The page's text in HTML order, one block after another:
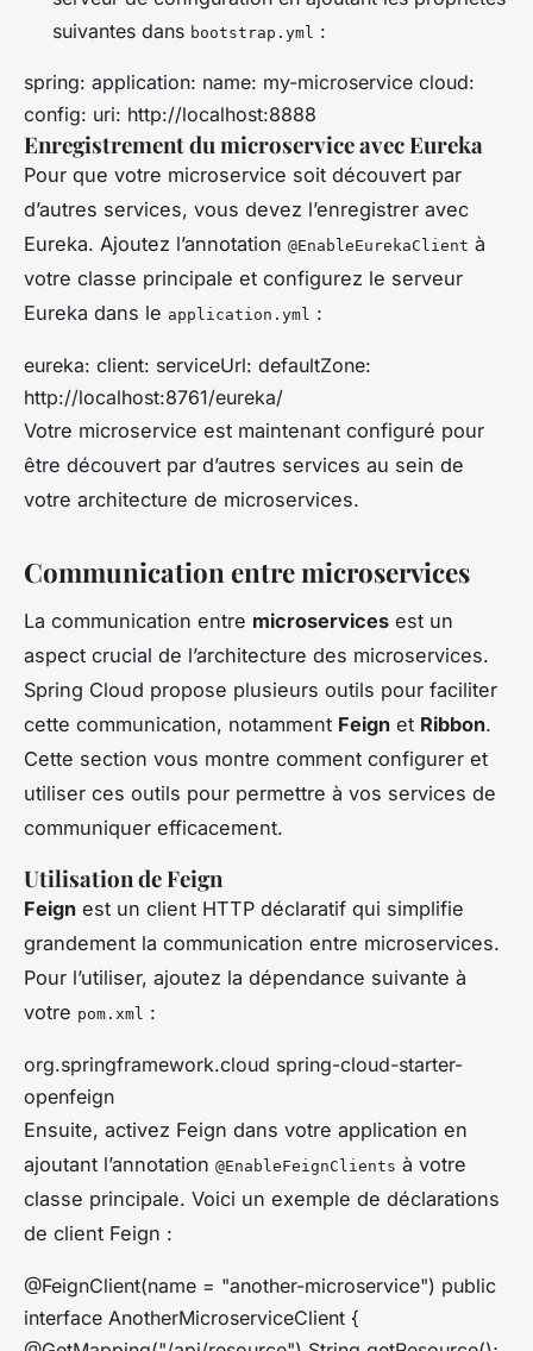
suivantes dans bootstrap.yml :
spring: application: name: my-microservice cloud:
config: uri: http://localhost:8888
Enregistrement du microservice avec Eureka
Pour que votre microservice soit découvert par
d’autres services, vous devez l’enregistrer avec
Eureka. Ajoutez l’annotation @EnableEurekaClient à
votre classe principale et configurez le serveur
Eureka dans le application.yml :
eureka: client: serviceUrl: defaultZone:
http://localhost:8761/eureka/
Votre microservice est maintenant configuré pour
être découvert par d’autres services au sein de
votre architecture de microservices.
Communication entre microservices
La communication entre microservices est un
aspect crucial de l’architecture des microservices.
Spring Cloud propose plusieurs outils pour faciliter
cette communication, notamment Feign et Ribbon.
Cette section vous montre comment configurer et
utiliser ces outils pour permettre à vos services de
communiquer efficacement.
Utilisation de Feign
Feign est un client HTTP déclaratif qui simplifie
grandement la communication entre microservices.
Pour l’utiliser, ajoutez la dépendance suivante à
votre pom.xml :
org.springframework.cloud spring-cloud-starter-
openfeign
Ensuite, activez Feign dans votre application en
ajoutant l’annotation @EnableFeignClients à votre
classe principale. Voici un exemple de déclarations
de client Feign :
@FeignClient(name = "another-microservice") public
interface AnotherMicroserviceClient {